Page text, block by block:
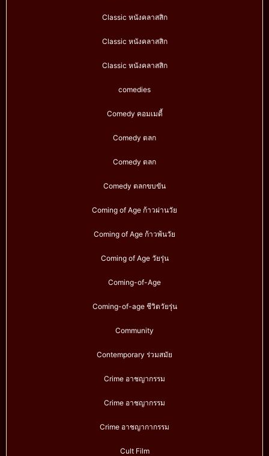
Classic หนังคลาสสิก
Classic หนังคลาสสิก
Classic หนังคลาสสิก
comedies
Comedy คอมเมดี้
Comedy ตลก
Comedy ตลก
Comedy ตลกขบขัน
Coming of Age ก้าวผ่านวัย
Coming of Age ก้าวพ้นวัย
Coming of Age วัยรุ่น
Coming-of-Age
Coming-of-age ชีวิตวัยรุ่น
Community
Contemporary ร่วมสมัย
Crime อาชญากรรม
Crime อาชญากรรม
Crime อาชญากากรรม
Cult Film